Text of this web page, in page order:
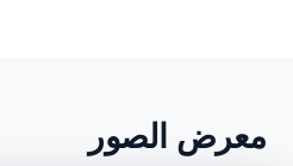
معرض الصور